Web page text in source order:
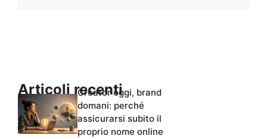
Articoli recenti
Creator oggi, brand
domani: perché
assicurarsi subito il
proprio nome online